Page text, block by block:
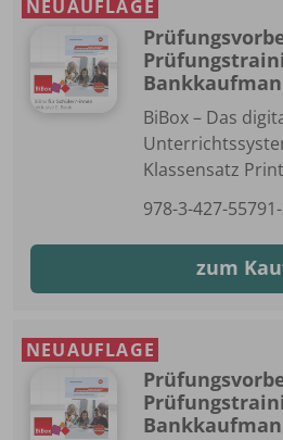
NEUAUFLAGE
BiBox – Das
Klassensatz
978-3-427-
zum
NEUAUFLAGE